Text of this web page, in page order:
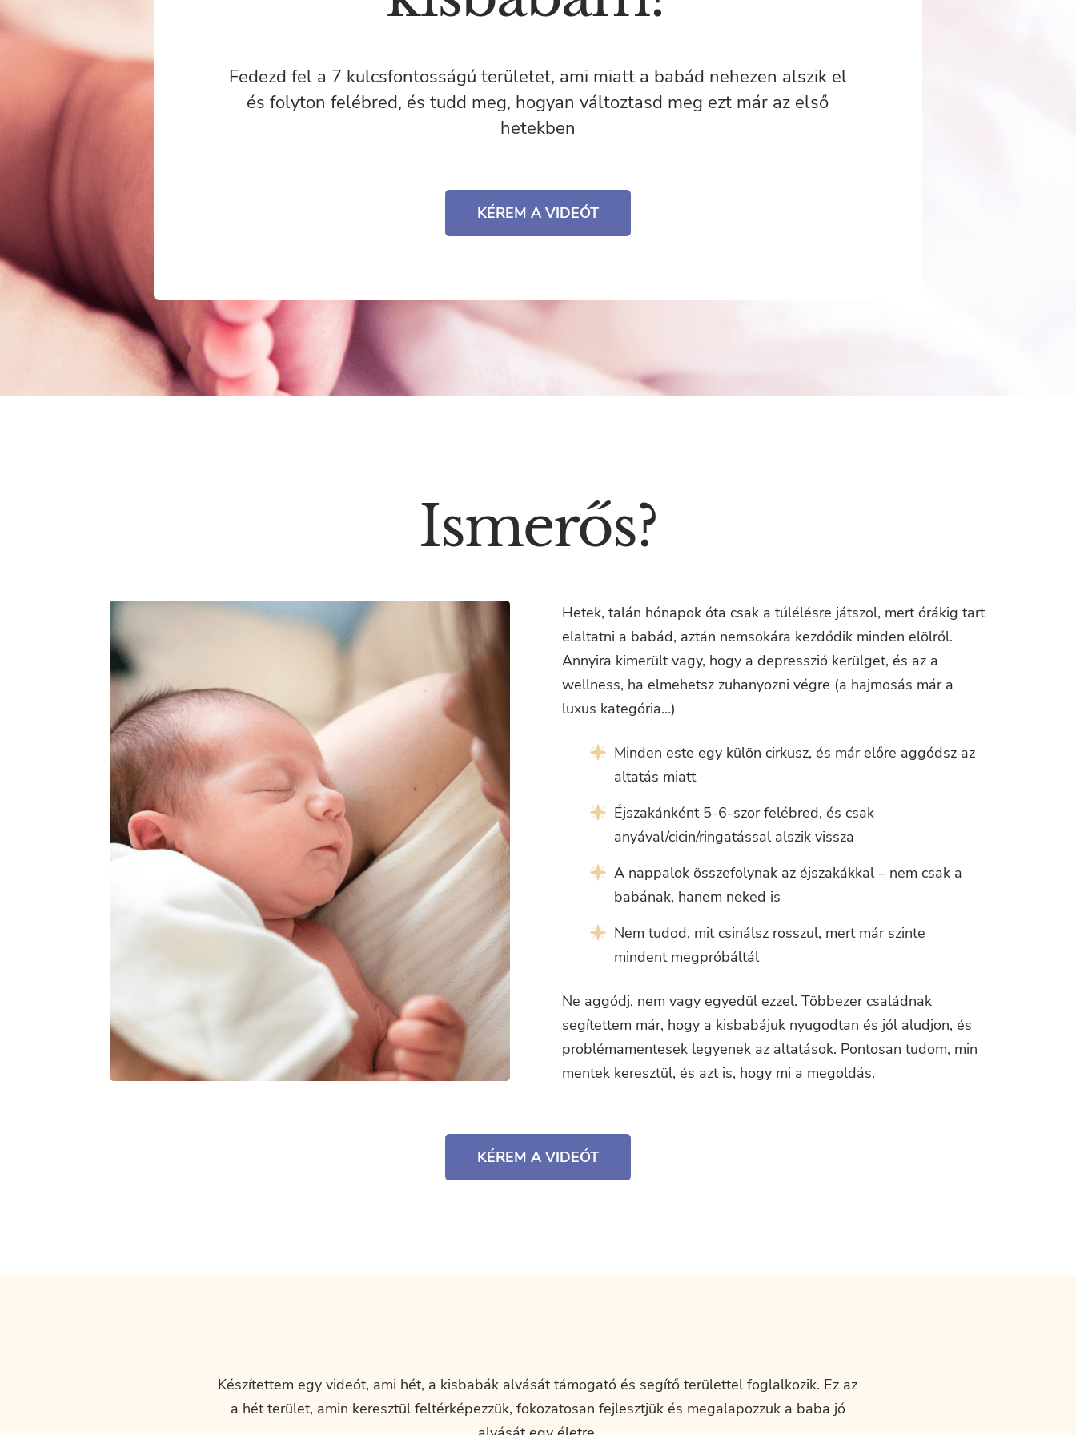
Fedezd fel a 7 kulcsfontosságú területet, ami miatt a babád nehezen alszik el
és folyton felébred, és tudd meg, hogyan változtasd meg ezt már az első
hetekben
KÉREM A VIDEÓT
Ismerős?
Hetek, talán hónapok óta csak a túlélésre játszol, mert órákig tart
elaltatni a babád, aztán nemsokára kezdődik minden elölről.
Annyira kimerült vagy, hogy a depresszió kerülget, és az a
wellness, ha elmehetsz zuhanyozni végre (a hajmosás már a
luxus kategória…)
Minden este egy külön cirkusz, és már előre aggódsz az
altatás miatt
Éjszakánként 5-6-szor felébred, és csak
anyával/cicin/ringatással alszik vissza
A nappalok összefolynak az éjszakákkal – nem csak a
babának, hanem neked is
Nem tudod, mit csinálsz rosszul, mert már szinte
mindent megpróbáltál
Ne aggódj, nem vagy egyedül ezzel. Többezer családnak
segítettem már, hogy a kisbabájuk nyugodtan és jól aludjon, és
problémamentesek legyenek az altatások. Pontosan tudom, min
mentek keresztül, és azt is, hogy mi a megoldás.
KÉREM A VIDEÓT
Készítettem egy videót, ami hét, a kisbabák alvását támogató és segítő területtel foglalkozik. Ez az
a hét terület, amin keresztül feltérképezzük, fokozatosan fejlesztjük és megalapozzuk a baba jó